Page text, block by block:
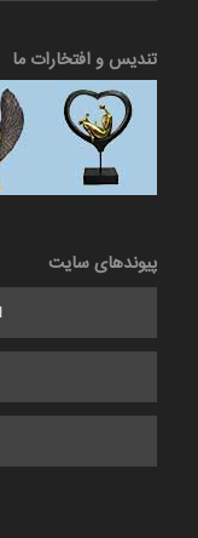
تندیس و افتخارات ما
پیوندهای سایت